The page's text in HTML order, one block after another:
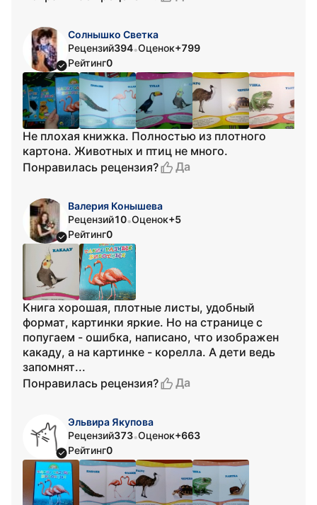
Солнышко Светка
Рецензий394•Оценок+799
Рейтинг0
Не плохая книжка. Полностью из плотного
картона. Животных и птиц не много.
Понравилась рецензия?
Да
Валерия Конышева
Рецензий10•Оценок+5
Рейтинг0
Книга хорошая, плотные листы, удобный
формат, картинки яркие. Но на странице с
попугаем - ошибка, написано, что изображен
какаду, а на картинке - корелла. А дети ведь
запомнят...
Понравилась рецензия?
Да
Эльвира Якупова
Рецензий373•Оценок+663
Рейтинг0